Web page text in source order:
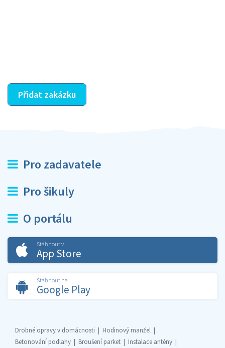
Přidat zakázku
Pro zadavatele
Pro šikuly
O portálu
Stáhnout v
App Store
Stáhnout na
Google Play
Drobné opravy v domácnosti
Hodinový manžel
Betonování podlahy
Broušení parket Instalace antény